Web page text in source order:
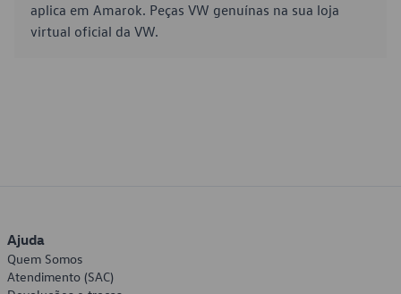
aplica em Amarok. Peças VW genuínas na sua loja
virtual oficial da VW.
Ajuda
Quem Somos
Atendimento (SAC)